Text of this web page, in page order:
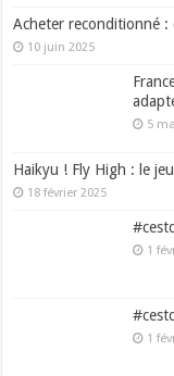
Acheter reconditionné :
10 juin 2025
5
Haikyu ! Fly High : le
18 février 2025
1
1